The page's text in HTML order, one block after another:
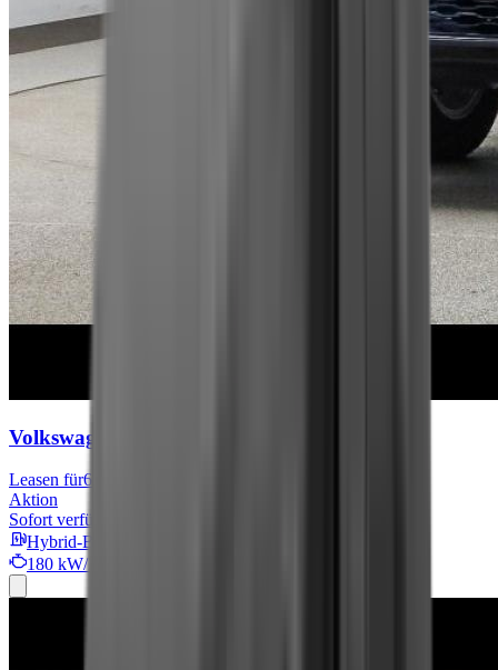
Volkswagen California
Leasen für642 € mtl.
Aktion
Sofort verfügbar
Hybrid-Benzin
180 kW/244 PS